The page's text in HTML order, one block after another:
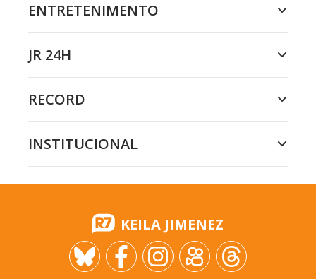
ENTRETENIMENTO
JR 24H
RECORD
INSTITUCIONAL
KEILA JIMENEZ